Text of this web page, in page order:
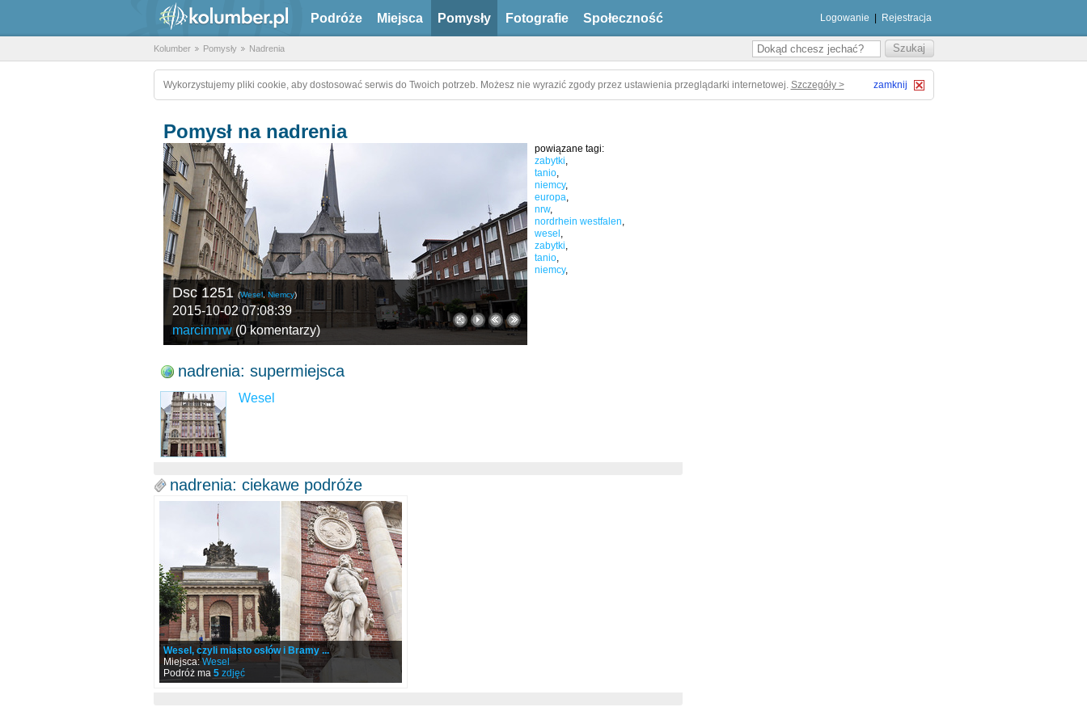
Podróże Miejsca Pomysły Fotografie Społeczność Logowanie Rejestracja
Kolumber Pomysły Nadrenia
Wykorzystujemy pliki cookie, aby dostosować serwis do Twoich potrzeb. Możesz nie wyrazić zgody przez ustawienia przeglądarki internetowej. Szczegóły > zamknij
Pomysł na nadrenia
powiązane tagi:
zabytki,
tanio,
niemcy,
europa,
nrw,
nordrhein westfalen,
wesel ,
zabytki,
tanio,
niemcy,
Dsc 1251 (Wesel,Niemcy)
2015-10-02 07:08:39
marcinnrw(0 komentarzy)
nadrenia: supermiejsca
Wesel
nadrenia: ciekawe podróże
Wesel, czyli miasto osłów i Bramy ...
Miejsca:Wesel
Podróż ma 5zdjęć